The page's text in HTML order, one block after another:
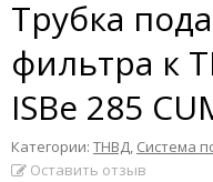
Трубка
фильтра к
ISBe 285
Категории: ТНВД, Система
Оставить отзыв